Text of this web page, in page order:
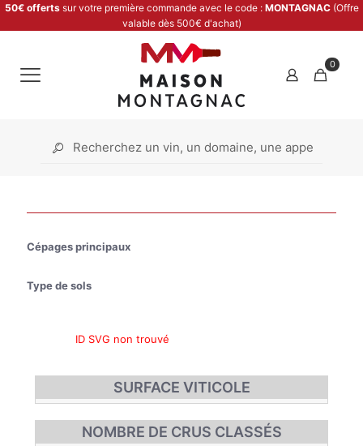
50€ offertssur votre première commande avec le code : MONTAGNAC (Offre
valable dès 500€ d'achat)
0
Cépages principaux
Type de sols
ID SVG non trouvé
SURFACE VITICOLE
NOMBRE DE CRUS CLASSÉS